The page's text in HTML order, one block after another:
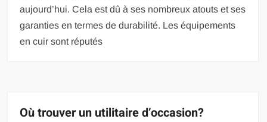
aujourd’hui. Cela est dû à ses nombreux atouts et ses
garanties en termes de durabilité. Les équipements
en cuir sont réputés
Où trouver un utilitaire d’occasion?